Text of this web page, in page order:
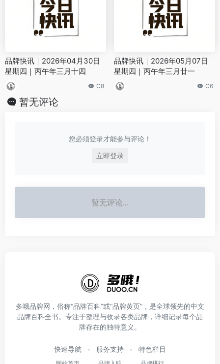
品牌快讯｜2026年04月30日
星期四｜丙午年三月十四
C8
品牌快讯｜2026年05月07日
星期四｜丙午年三月廿一
C6
暂无评论
您必须登录才能参与评论！
立即登录
暂无评论...
多哦品牌网，俗称“品牌百科”或“品牌黄页”，是全球领先的中文
品牌百科全书。专注于整理与收录各类品牌，详细记录每个品
牌存在的独特意义。
快速导航 服务支持 特色栏目